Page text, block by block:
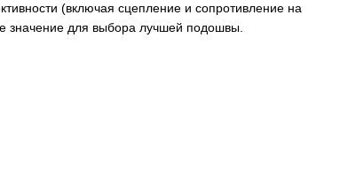
(включая сцепление и сопротивление на
для выбора лучшей подошвы.